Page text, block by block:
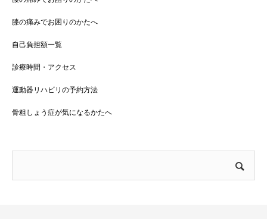
膝の痛みでお困りのかたへ
自己負担額一覧
診療時間・アクセス
運動器リハビリの予約方法
骨粗しょう症が気になるかたへ